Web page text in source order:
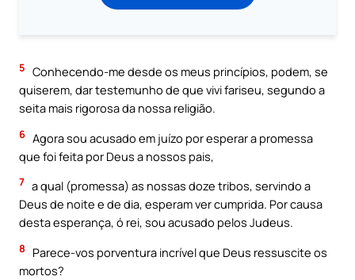
5 Conhecendo-me desde os meus princípios, podem, se
quiserem, dar testemunho de que vivi fariseu, segundo a
seita mais rigorosa da nossa religião.
6 Agora sou acusado em juízo por esperar a promessa
que foi feita por Deus a nossos pais,
7 a qual (promessa) as nossas doze tribos, servindo a
Deus de noite e de dia, esperam ver cumprida. Por causa
desta esperança, ó rei, sou acusado pelos Judeus.
8
Parece-vos porventura incrível que Deus ressuscite os
mortos?